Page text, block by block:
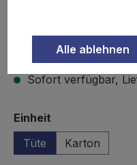
Sofort verfügbar,
Einheit
Tüte
Karton
Alle ablehnen